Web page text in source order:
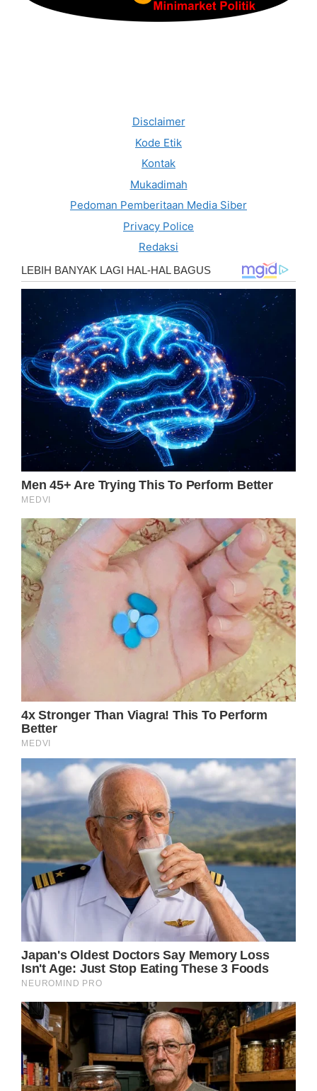
Disclaimer
Kode Etik
Kontak
Mukadimah
Pedoman Pemberitaan Media Siber
Privacy Police
Redaksi